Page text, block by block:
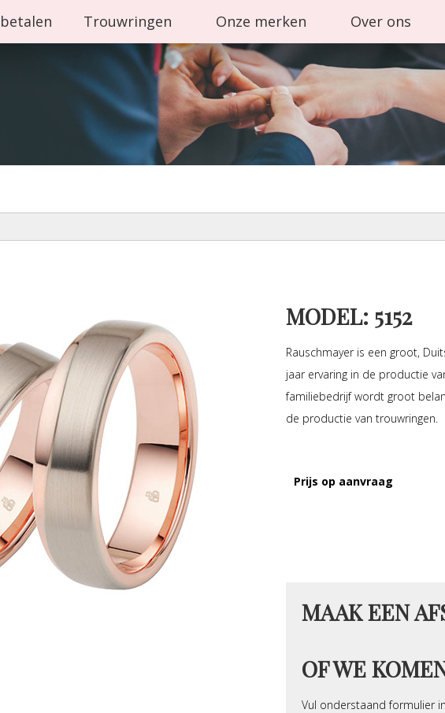
Trouwringen Onze merken Over ons
MODEL: 5152
Rauschmayer is een groot,
jaar ervaring in de productie
familiebedrijf wordt groot
de productie van trouwringen.
Prijs op aanvraag
MAAK EEN
OF WE
Vul onderstaand formulier